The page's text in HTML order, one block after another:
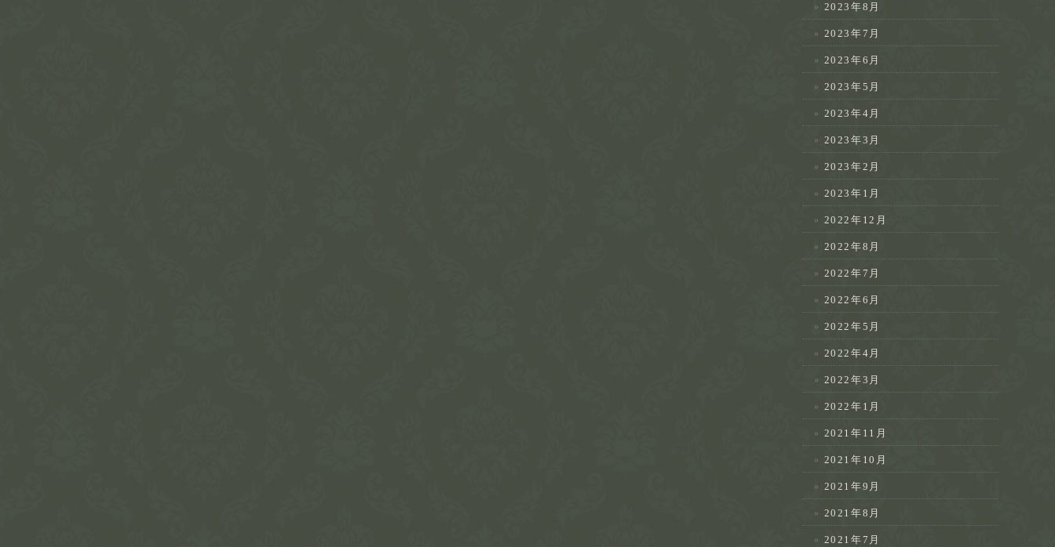
2023年8月
2023年7月
2023年6月
2023年5月
2023年4月
2023年3月
2023年2月
2023年1月
2022年12月
2022年8月
2022年7月
2022年6月
2022年5月
2022年4月
2022年3月
2022年1月
2021年11月
2021年10月
2021年9月
2021年8月
2021年7月